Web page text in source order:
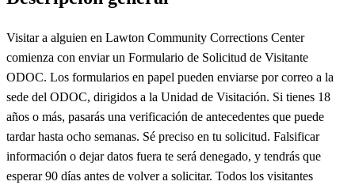
Visitar a alguien en Lawton Community Corrections Center
comienza con enviar un Formulario de Solicitud de Visitante
ODOC. Los formularios en papel pueden enviarse por correo a la
sede del ODOC, dirigidos a la Unidad de Visitación. Si tienes 18
años o más, pasarás una verificación de antecedentes que puede
tardar hasta ocho semanas. Sé preciso en tu solicitud. Falsificar
información o dejar datos fuera te será denegado, y tendrás que
esperar 90 días antes de volver a solicitar. Todos los visitantes